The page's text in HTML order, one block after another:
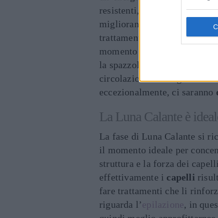
resistenti, quindi è il
migliorano la struttura dei
trattamenti di
depilazione
momento ideale anche per
la spazzolatura “a secco”
circolazione. Da segnare
eccezionalmente, ci saranno
La Luna Calante è
La fase di Luna Calante si
il momento ideale per
struttura e la forza dei
effettivamente i capelli
fare trattamenti che li
riguarda l’epilazione, in